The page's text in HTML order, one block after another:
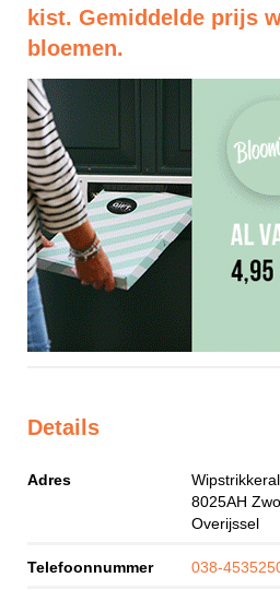
kist. Gemiddelde prijs
bloemen.
Details
Adres
8025AH
Overijssel
Telefoonnummer 038-